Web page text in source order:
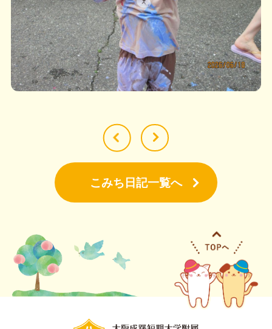
こみち日記一覧へ